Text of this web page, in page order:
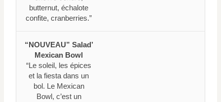
butternut, échalote
confite, cranberries.”
“NOUVEAU” Salad’
Mexican Bowl
“Le soleil, les épices
et la fiesta dans un
bol. Le Mexican
Bowl, c’est un